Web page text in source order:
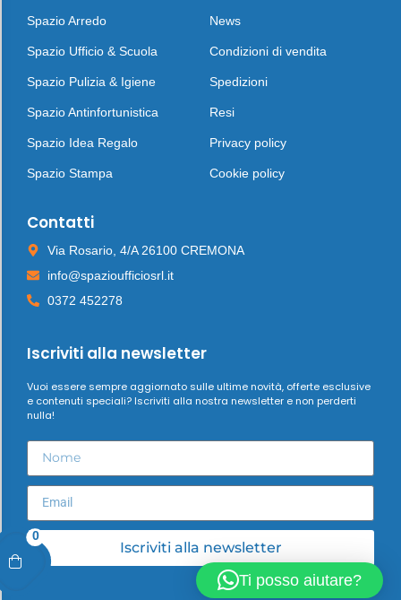
0
Spazio Arredo
Spazio Ufficio & Scuola
Spazio Pulizia & Igiene
Spazio Antinfortunistica
Spazio Idea Regalo
Spazio Stampa
News
Condizioni di vendita
Spedizioni
Resi
Privacy policy
Cookie policy
Contatti
Via Rosario, 4/A 26100 CREMONA
info@spazioufficiosrl.it
0372 452278
Iscriviti alla newsletter
Vuoi essere sempre aggiornato sulle ultime novità, offerte esclusive
e contenuti speciali? Iscriviti alla nostra newsletter e non perderti
nulla!
Iscriviti alla newsletter
Ti posso aiutare?